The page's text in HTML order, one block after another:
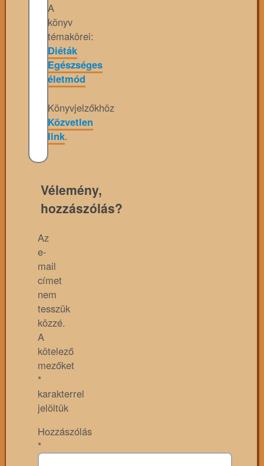
A
könyv
témakörei:
Diéták
Egészséges
életmód
Könyvjelzőkhöz
Közvetlen
link.
Vélemény,
hozzászólás?
Az
e-
mail
címet
nem
tesszük
közzé.
A
kötelező
mezőket
*
karakterrel
jelöltük
Hozzászólás
*